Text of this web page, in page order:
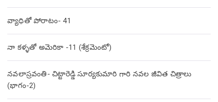
వ్యాధితో పోరాటం- 41
నా కళ్ళతో అమెరికా -11 (శేక్రమెంటో)
నవలాస్రవంతి- చిట్టారెడ్డి సూర్యకుమారి గారి నవల జీవిత చిత్రాలు
(భాగం-2)